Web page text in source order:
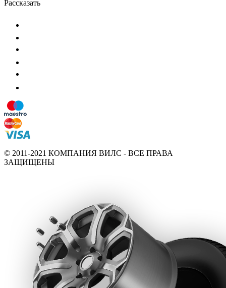
Рассказать
© 2011-2021 КОМПАНИЯ ВИЛС - ВСЕ ПРАВА
ЗАЩИЩЕНЫ